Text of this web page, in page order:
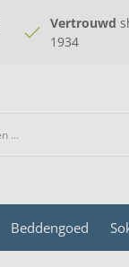
Vertrouwd
1934
Beddengoed